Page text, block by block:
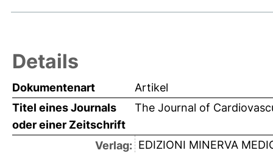
Details
Dokumentenart
Artikel
Titel eines Journals
oder einer Zeitschrift
The Journal of
Verlag: EDIZIONI MINERVA